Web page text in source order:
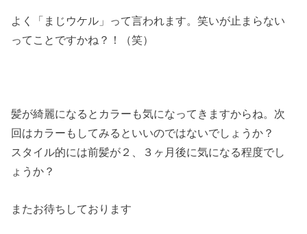
よく「まじウケル」って言われます。笑いが止まらない
ってことですかね？！（笑）
髪が綺麗になるとカラーも気になってきますからね。次
回はカラーもしてみるといいのではないでしょうか？
スタイル的には前髪が２、３ヶ月後に気になる程度でし
ょうか？
またお待ちしております